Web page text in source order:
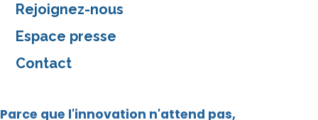
Rejoignez-nous
Espace presse
Contact
Parce que l'innovation n'attend pas,